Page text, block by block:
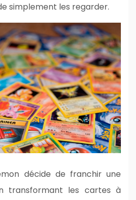
simplement les regarder.
décide de franchir une
transformant les cartes à